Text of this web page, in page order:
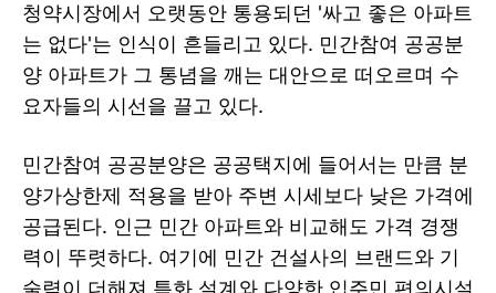
청약시장에서 오랫동안 통용되던 '싸고 좋은 아파트
는 없다'는 인식이 흔들리고 있다. 민간참여 공공분
양 아파트가 그 통념을 깨는 대안으로 떠오르며 수
요자들의 시선을 끌고 있다.
민간참여 공공분양은 공공택지에 들어서는 만큼 분
양가상한제 적용을 받아 주변 시세보다 낮은 가격에
공급된다. 인근 민간 아파트와 비교해도 가격 경쟁
력이 뚜렷하다. 여기에 민간 건설사의 브랜드와 기
술력이 더해져 특화 설계와 다양한 입주민 편의시설